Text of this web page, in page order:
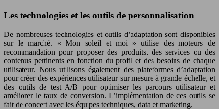
Les technologies et les outils de personnalisation
De nombreuses technologies et outils d’adaptation sont disponibles
sur le marché. « Mon soleil et moi » utilise des moteurs de
recommandation pour proposer des produits, des services ou des
contenus pertinents en fonction du profil et des besoins de chaque
utilisateur. Nous utilisons également des plateformes d’adaptation
pour créer des expériences utilisateur sur mesure à grande échelle, et
des outils de test A/B pour optimiser les parcours utilisateur et
améliorer le taux de conversion. L’implémentation de ces outils se
fait de concert avec les équipes techniques, data et marketing.